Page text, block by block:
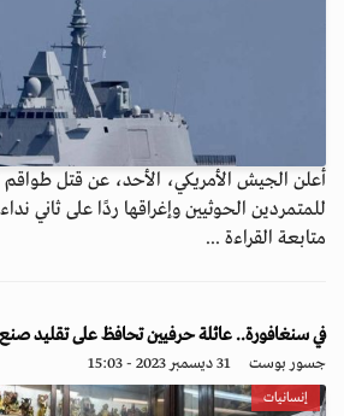
أعلن الجيش الأمريكي، الأحد، عن قتل طواقم
للمتمردين الحوثيين وإغراقها ردًا على ثاني
متابعة القراءة ...
في سنغافورة.. عائلة حرفيين تحافظ على تقليد صنع
جسور بوست 31 ديسمبر 2023 - 15:03
إنسانيات